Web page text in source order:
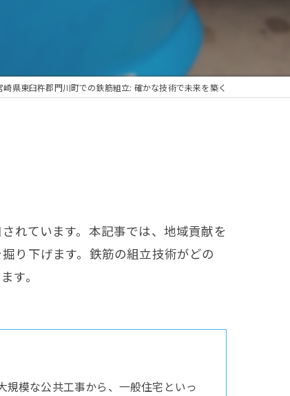
崎県東臼杵郡門川町での鉄筋組立: 確かな技術で未来を築く
れています。本記事では、地域貢献を
り下げます。鉄筋の組立技術がどの
す。
模な公共工事から、一般住宅といっ